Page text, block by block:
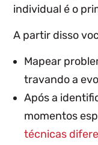
individual é o
A partir disso
Mapear
travando a
Após a
momentos
técnicas